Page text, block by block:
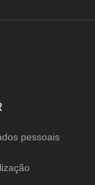
pessoais